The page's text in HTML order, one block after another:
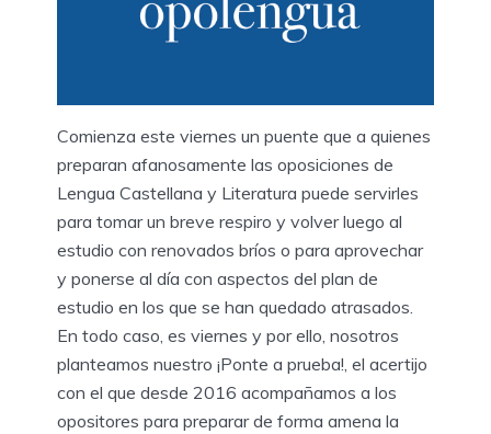
Comienza este viernes un puente que a quienes
preparan afanosamente las oposiciones de
Lengua Castellana y Literatura puede servirles
para tomar un breve respiro y volver luego al
estudio con renovados bríos o para aprovechar
y ponerse al día con aspectos del plan de
estudio en los que se han quedado atrasados.
En todo caso, es viernes y por ello, nosotros
planteamos nuestro ¡Ponte a prueba!, el acertijo
con el que desde 2016 acompañamos a los
opositores para preparar de forma amena la